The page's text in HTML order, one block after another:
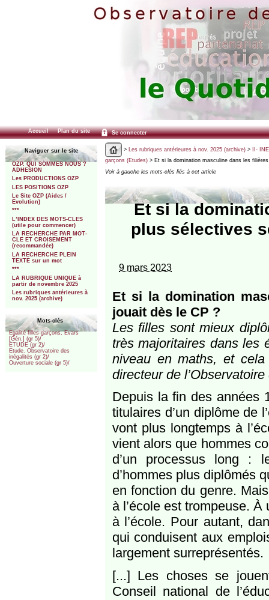
Accueil Plan du site Se connecter
Naviguer sur le site
OZP. QUI SOMMES NOUS ?
ADHESION
Les PRODUCTIONS OZP
LES POSITIONS OZP
Le Site OZP (Aides /
Evolution)
***
L’INDEX DES MOTS-CLES
(utile pour commencer)
LA RECHERCHE PAR MOT-
CLE ET CROISEMENT
(recommandée)
LA RECHERCHE PLEIN
TEXTE sur un mot
***
LA RUBRIQUE UNIQUE à
partir de novembre 2025
Les rubriques antérieures à
nov. 2025 (archive)
Mots-clés
Egalité filles-garçons, Evars
[Gén.] (gr 5)/
ETUDE (gr 2)/
Etude. Observatoire des
inégalités (gr 2)/
Ouverture sociale (gr 5)/
> Les rubriques antérieures à nov. 2025 (archive)>
II-
garçons (Etudes)> Et si la domination masculine dans les
Voir à gauche les mots-clés liés à cet article
Et si la
plus sélectives
9 mars 2023
Et si la domination
jouait dès le CP ?
Les filles sont mieux
très majoritaires dans les
niveau en maths, et
directeur de
Depuis la fin des années
titulaires d’un diplôme de
vont plus longtemps à
vient alors que hommes
d’un processus long :
d’hommes plus diplômés
en fonction du genre.
à l’école est trompeuse.
à l’école. Pour autant,
qui conduisent aux
largement surreprésentés.
[...] Les choses se
Conseil national de